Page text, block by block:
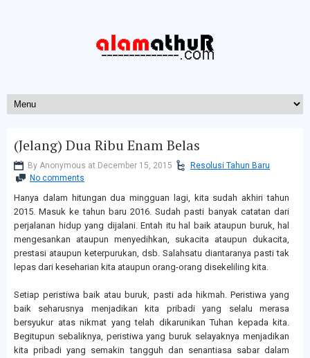
(Jelang) Dua Ribu Enam Belas
By Anonymous at December 15, 2015
Resolusi Tahun Baru
No comments
Hanya dalam hitungan dua mingguan lagi, kita sudah akhiri tahun
2015. Masuk ke tahun baru 2016. Sudah pasti banyak catatan dari
perjalanan hidup yang dijalani. Entah itu hal baik ataupun buruk, hal
mengesankan ataupun menyedihkan, sukacita ataupun dukacita,
prestasi ataupun keterpurukan, dsb. Salahsatu diantaranya pasti tak
lepas dari keseharian kita ataupun orang-orang disekeliling kita.
Setiap peristiwa baik atau buruk, pasti ada hikmah. Peristiwa yang
baik seharusnya menjadikan kita pribadi yang selalu merasa
bersyukur atas nikmat yang telah dikarunikan Tuhan kepada kita.
Begitupun sebaliknya, peristiwa yang buruk selayaknya menjadikan
kita pribadi yang semakin tangguh dan senantiasa sabar dalam